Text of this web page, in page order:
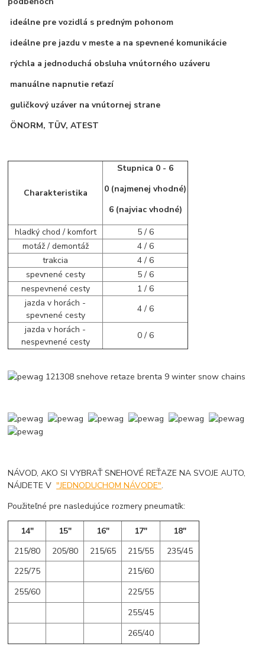
ideálne pre vozidlá s predným pohonom
ideálne pre jazdu v meste a na spevnené komunikácie
rýchla a jednoduchá obsluha vnútorného uzáveru
manuálne napnutie reťazí
guličkový uzáver na vnútornej strane
ÖNORM, TÜV, ATEST
Charakteristika
Stupnica 0 - 6
0 (najmenej vhodné)
6 (najviac vhodné)
hladký chod / komfort
5 / 6
motáž / demontáž
4 / 6
trakcia
4 / 6
spevnené cesty
5 / 6
nespevnené cesty
1 / 6
jazda v horách -
spevnené cesty
4 / 6
jazda v horách -
nespevnené cesty
0 / 6
NÁVOD, AKO SI VYBRAŤ SNEHOVÉ REŤAZE NA SVOJE AUTO,
NÁJDETE V"JEDNODUCHOM NÁVODE".
Použiteľné pre nasledujúce rozmery pneumatík:
14" 15" 16" 17"
18"
215/80
205/80 215/65 215/55
235/45
225/75
215/60
255/60
225/55
255/45
265/40